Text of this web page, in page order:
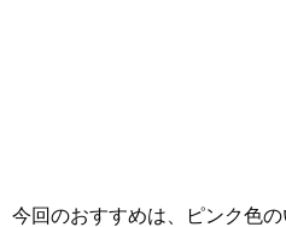
今回のおすすめは、ピンク色